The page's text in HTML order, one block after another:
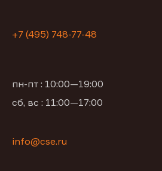
+7 (495) 748-77-48
пн-пт : 10:00—19:00
сб, вс : 11:00—17:00
info@cse.ru